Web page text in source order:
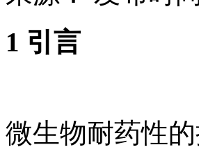
1 引言
微生物耐药性